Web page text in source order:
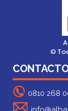
©
0810 268